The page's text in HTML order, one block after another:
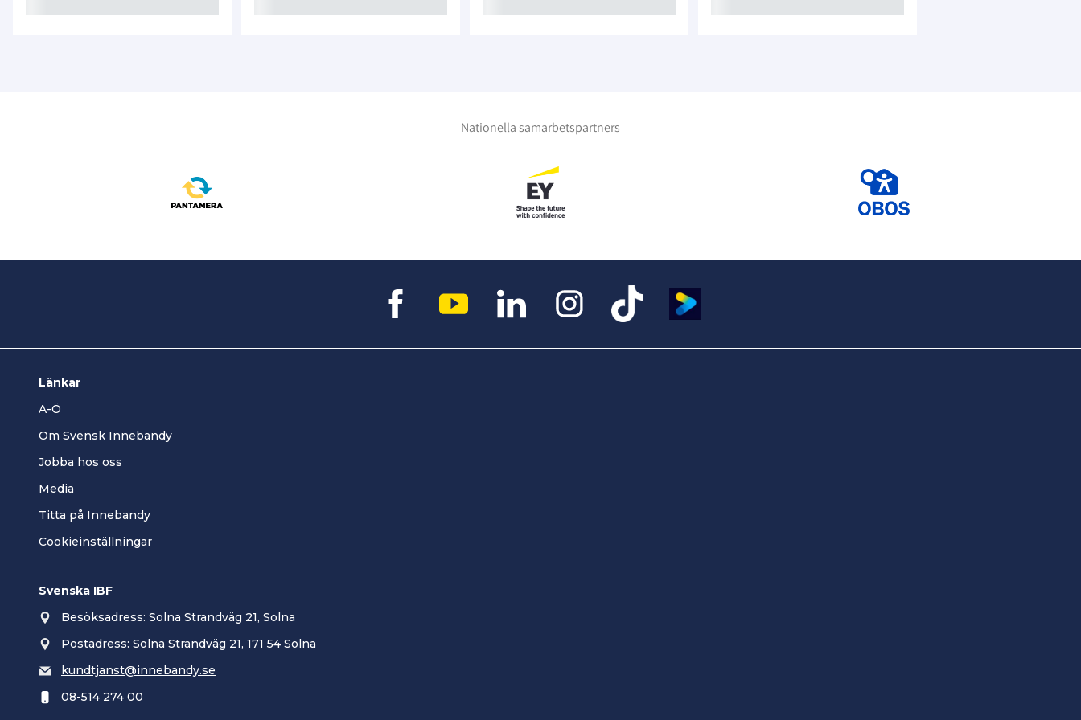
Nationella samarbetspartners
Länkar
A-Ö
Om Svensk Innebandy
Jobba hos oss
Media
Titta på Innebandy
Cookieinställningar
Svenska IBF
Besöksadress: Solna Strandväg 21, Solna
Postadress: Solna Strandväg 21, 171 54 Solna
kundtjanst@innebandy.se
08-514 274 00